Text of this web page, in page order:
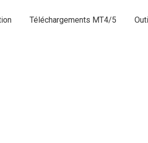
Téléchargements MT4/5